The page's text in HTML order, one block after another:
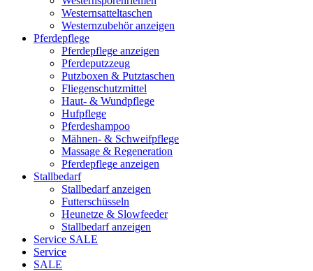
Westernsatteltaschen
Westernzubehör anzeigen
Pferdepflege
Pferdepflege anzeigen
Pferdeputzzeug
Putzboxen & Putztaschen
Fliegenschutzmittel
Haut- & Wundpflege
Hufpflege
Pferdeshampoo
Mähnen- & Schweifpflege
Massage & Regeneration
Pferdepflege anzeigen
Stallbedarf
Stallbedarf anzeigen
Futterschüsseln
Heunetze & Slowfeeder
Stallbedarf anzeigen
Service SALE
Service
SALE